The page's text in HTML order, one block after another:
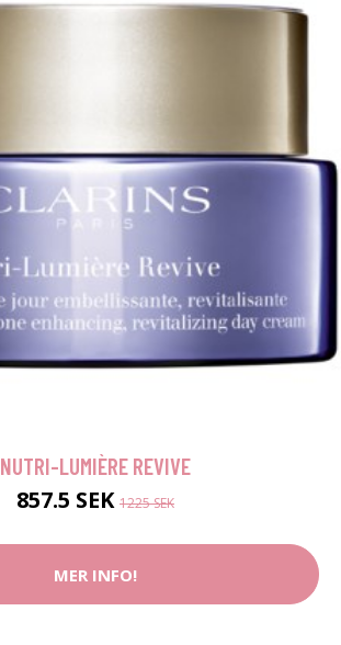
NUTRI-LUMIÈRE REVIVE
857.5 SEK 1225 SEK
MER INFO!